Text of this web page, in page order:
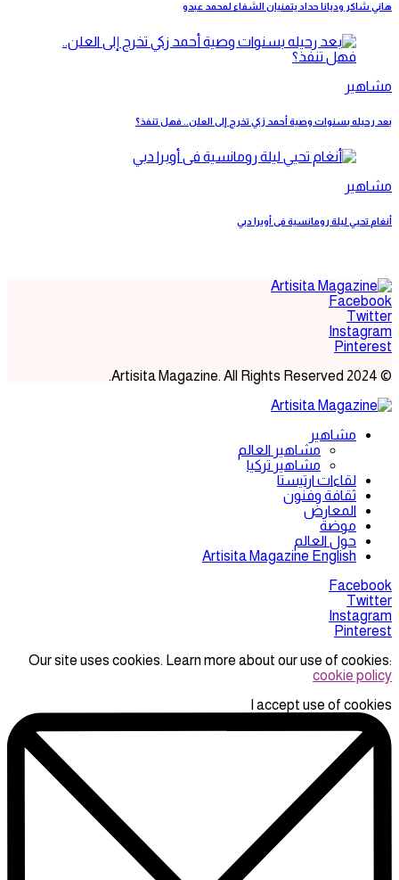
هاني شاكر وديانا حداد يتمنيان الشفاء لمحمد عبدو
مشاهير
بعد رحيله بسنوات وصية أحمد زكي تخرج إلى العلن.. فهل تنفذ؟
مشاهير
أنغام تحيي ليلة رومانسية فى أوبرا دبي
Facebook
Twitter
Instagram
Pinterest
© 2024 Artisita Magazine. All Rights Reserved.
مشاهير
مشاهير العالم
مشاهير تركيا
لقاءات ارتيستا
ثقافة وفنون
المعارض
موضة
حول العالم
Artisita Magazine English
Facebook
Twitter
Instagram
Pinterest
Our site uses cookies. Learn more about our use of cookies:
cookie policy
I accept use of cookies